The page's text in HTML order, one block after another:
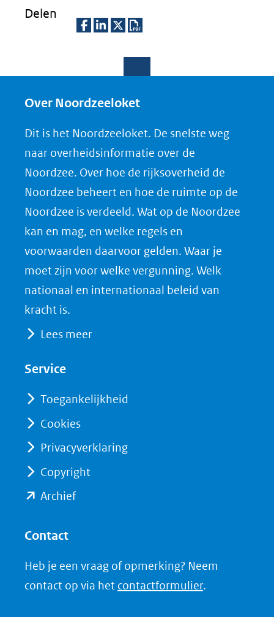
Delen
e
o
p
F
a
c
e
b
o
o
in
(verwijst
een
andere
website)
e
o
p
L
i
n
k
e
d
I
(verwijst
andere
e
o
p
X
(opent
in
nieuw
venster)
(verwijst
naar
n
o
a
d
P
D
F
Over Noordzeeloket
Dit is het Noordzeeloket. De snelste weg
naar overheidsinformatie over de
Noordzee. Over hoe de rijksoverheid de
Noordzee beheert en hoe de ruimte op de
Noordzee is verdeeld. Wat op de Noordzee
kan en mag, en welke regels en
voorwaarden daarvoor gelden. Waar je
moet zijn voor welke vergunning. Welk
nationaal en internationaal beleid van
kracht is.
Lees meer
Service
Toegankelijkheid
Cookies
Privacyverklaring
Copyright
Archief(opent
(verwijst
naar
Contact
Heb je een vraag of opmerking? Neem
contact op via het contactformulier.